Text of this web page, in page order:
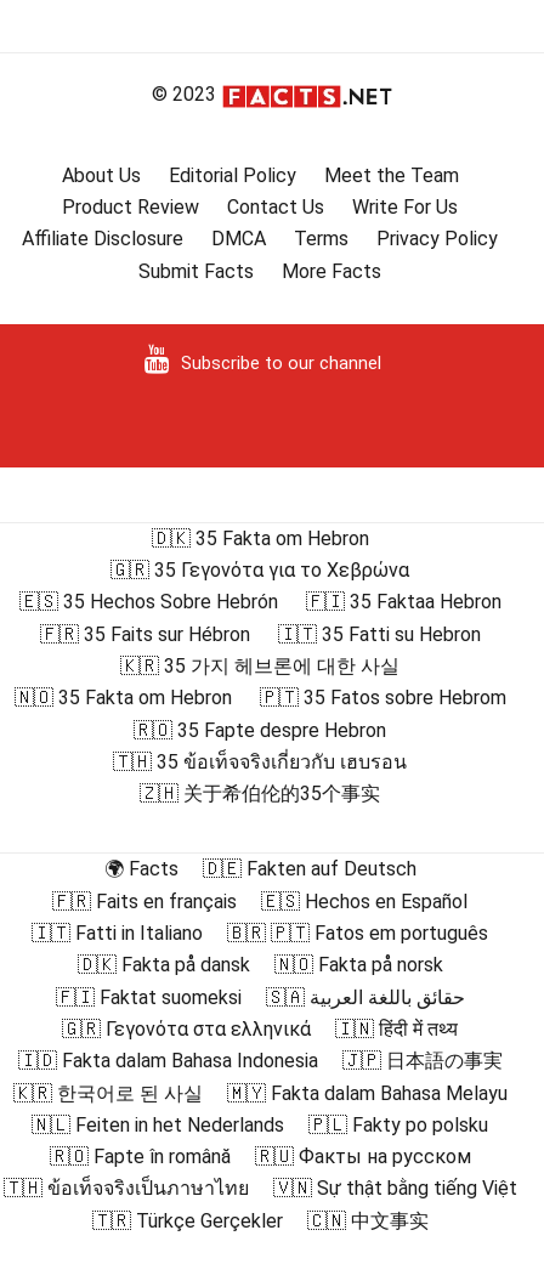
© 2023
About Us Editorial Policy
Meet the Team
Product Review
Contact Us
Write For Us
Affiliate Disclosure
DMCA Terms
Privacy Policy
Submit Facts
More Facts
Subscribe to our channel
🇩🇰 35 Fakta om Hebron
🇬🇷 35 Γεγονότα για το Χεβρώνα
🇪🇸 35 Hechos Sobre Hebrón
🇫🇮 35 Faktaa Hebron
🇫🇷 35 Faits sur Hébron
🇮🇹 35 Fatti su Hebron
🇰🇷 35 가지 헤브론에 대한 사실
🇳🇴 35 Fakta om Hebron
🇵🇹 35 Fatos sobre Hebrom
🇷🇴 35 Fapte despre Hebron
🇹🇭 35 ข้อเท็จจริงเกี่ยวกับ เฮบรอน
🇿🇭 关于希伯伦的35个事实
🌍 Facts
🇩🇪 Fakten auf Deutsch
🇫🇷 Faits en français
🇪🇸 Hechos en Español
🇮🇹 Fatti in Italiano
🇧🇷 🇵🇹 Fatos em português
🇩🇰 Fakta på dansk
🇳🇴 Fakta på norsk
🇫🇮 Faktat suomeksi
🇸🇦 حقائق باللغة العربية
🇬🇷 Γεγονότα στα ελληνικά
🇮🇳 हिंदी में तथ्य
🇮🇩 Fakta dalam Bahasa Indonesia
🇯🇵 日本語の事実
🇰🇷 한국어로 된 사실
🇲🇾 Fakta dalam Bahasa Melayu
🇳🇱 Feiten in het Nederlands
🇵🇱 Fakty po polsku
🇷🇴 Fapte în română
🇷🇺 Факты на русском
🇹🇭 ข้อเท็จจริงเป็นภาษาไทย
🇻🇳 Sự thật bằng tiếng Việt
🇹🇷 Türkçe Gerçekler
🇨🇳 中文事实